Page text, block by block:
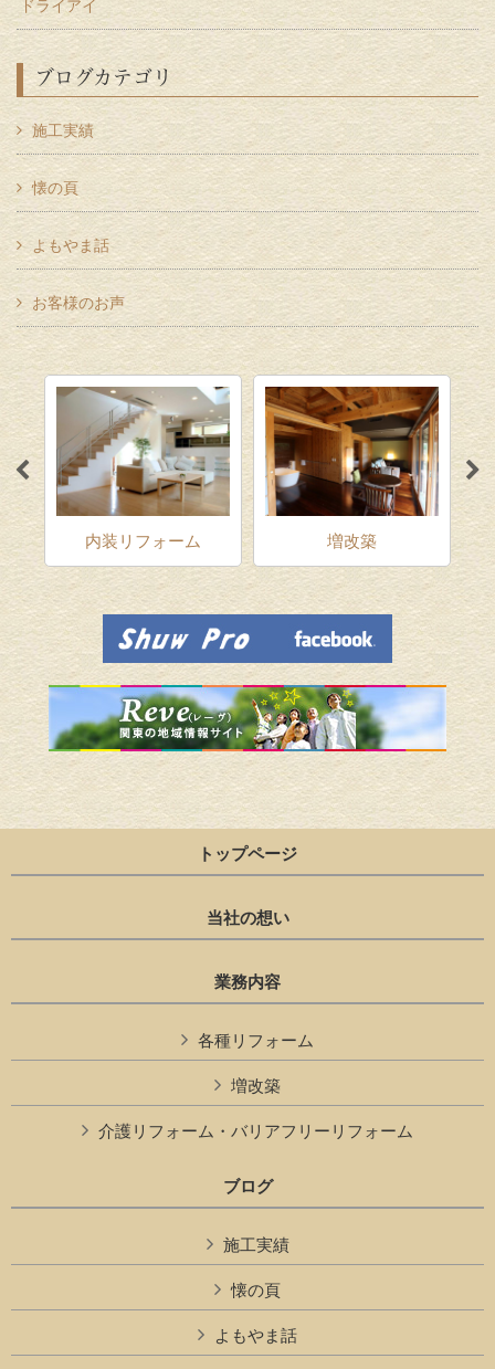
ドライアイ
ブログカテゴリ
施工実績
懐の頁
よもやま話
お客様のお声
内装リフォーム 増改築
トップページ
当社の想い
業務内容
各種リフォーム
増改築
介護リフォーム・バリアフリーリフォーム
ブログ
施工実績
懐の頁
よもやま話